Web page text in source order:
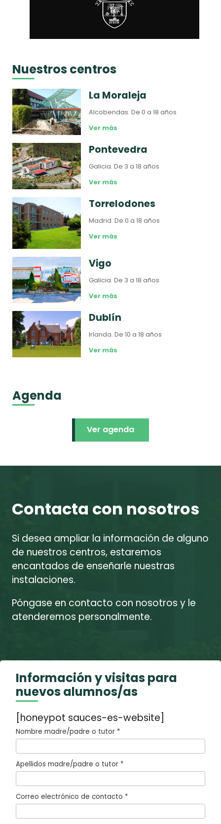
Nuestros centros
La Moraleja
Alcobendas.De 0 a 18 años
Ver más
Pontevedra
Galicia.De 3 a 18 años
Ver más
Torrelodones
Madrid.De 0 a 18 años
Ver más
Vigo
Galicia.De 3 a 18 años
Ver más
Dublín
Irlanda.De 10 a 18 años
Ver más
Agenda
Ver agenda
Contacta con nosotros
Si desea ampliar la información de alguno
de nuestros centros, estaremos
encantados de enseñarle nuestras
instalaciones.
Póngase en contacto con nosotros y le
atenderemos personalmente.
Información y visitas para
nuevos alumnos/as
[honeypot sauces-es-website]
Nombre madre/padre o tutor *
Apellidos madre/padre o tutor *
Correo electrónico de contacto *